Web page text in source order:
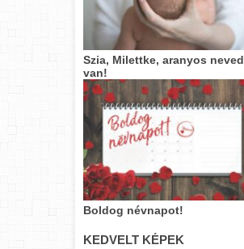
Szia, Milettke, aranyos neved
van!
Boldog névnapot!
KEDVELT KÉPEK